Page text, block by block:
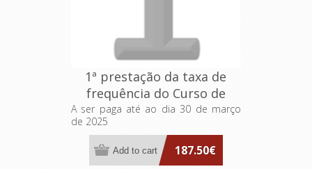
1ª prestação da taxa de
frequência do Curso de
Formação Especializada em
Transformação das
Organizações pelo
Pensamento Lean e
A ser paga até ao dia 30 de março
de 2025
187.50€